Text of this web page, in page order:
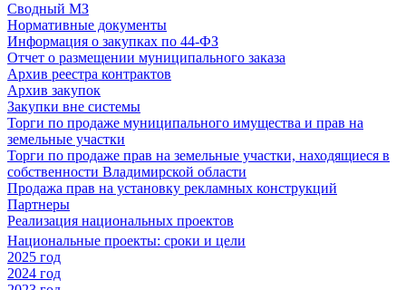
Сводный МЗ
Нормативные документы
Информация о закупках по 44-ФЗ
Отчет о размещении муниципального заказа
Архив реестра контрактов
Архив закупок
Закупки вне системы
Торги по продаже муниципального имущества и прав на
земельные участки
Торги по продаже прав на земельные участки, находящиеся в
собственности Владимирской области
Продажа прав на установку рекламных конструкций
Партнеры
Реализация национальных проектов
Национальные проекты: сроки и цели
2025 год
2024 год